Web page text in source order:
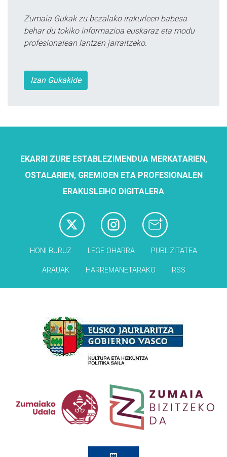
Zumaia Gukak zu bezalako irakurleen babesa
behar du tokiko informazioa euskaraz eta modu
profesionalean lantzen jarraitzeko.
Izan Gukakide
EKARRI ZURE ESTABLEZIMENDUA MERKATARIEN,
OSTALARIEN, GREMIOEN ETA PROFESIONALEN
ERAKUSLEIHO DIGITALERA
HONI BURUZ LEGE OHARRA PUBLIZITATEA
ARAUAK HARREMANETARAKO RSS